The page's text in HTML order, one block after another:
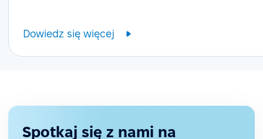
Dowiedz się więcej
Spotkaj się z nami na